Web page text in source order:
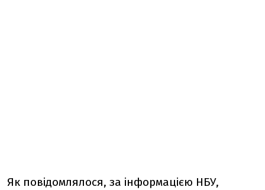
Як повідомлялося, за інформацією НБУ,